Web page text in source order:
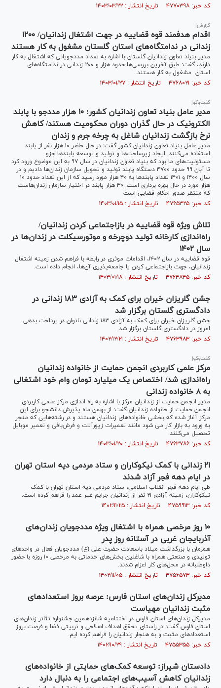
کد خبر: ۴۷۷۰۳۹۸ تاریخ انتشار : ۱۴۰۳/۰۳/۲۲
گزارش|
اقدام هدفمند قوه قضاییه در جهت اشتغال زندانیان/ ۱۲۰۰
زندانی در ندامتگاه‌های استان گلستان مشغول به کار هستند
مدیر بنیاد تعاون زندانیان گلستان با اشاره به تعداد مددجویانی که اشتغال به کار
دارند، گفت: طبق آخرین بررسی‌ها حدود هزار و ۲۰۰ زندانی در ندامتگاه‌های
استان مشغول به کار هستند.
کد خبر: ۴۷۶۸۰۲۱ تاریخ انتشار : ۱۴۰۳/۰۱/۲۷
گفت‌‍وگو|
مدیر عامل بنیاد تعاون زندانیان کشور: ۱۰ هزار مددجو با پابند
الکترونیک در حال گذران دوران محکومیت هستند/ کاهش
نرخ بازگشت زندانیان شاغل به چرخه جرم و زندان
مدیر عامل بنیاد تعاون زندانیان کشور گفت: در حال حاضر ۱۰ هزار نفر از پابند
استفاده می‌کنند. ایجاد زیرساخت‌ها و تولید و توسعه پابند‌ها جزو
مسئولیت‌های ما بود که بنیاد تعاون زندانیان در سال ۹۷ به این موضوع ورود کرد
تا آبان ۹۹ حدود ۴۷۰۰ دستگاه پابند تولید و تحویل سازمان زندان‌ها دادیم و در
سال ۱۴۰۰ و ۱۴۰۱ تعداد پابند‌ها به ۴۰ هزار مورد رسید که از این تعداد حدود ۱۰
هزار مورد در حال بهره برداری است. ۳۰ هزار پابند در اختیار سازمان زندان‌هاست
که منتظر صدور احکام قضایی است
کد خبر: ۴۷۶۵۳۲۵ تاریخ انتشار : ۱۴۰۳/۰۱/۱۵
تلاش ویژه قوه قضاییه در بازاجتماعی کردن زندانیان/
راه‌اندازی کارخانه تولید دوچرخه و موتورسیکلت در زندان‌ها در
سال ۱۴۰۲
قوه قضاییه در سال ۱۴۰۲، اقدامات موثری در رابطه با فراهم شدن زمینه اشتغال
زندانیان، جهت بازاجتماعی کردن یا جامعه‌پذیری آن‌ها، انجام داده است.
کد خبر: ۴۷۶۴۸۴۵ تاریخ انتشار : ۱۴۰۳/۰۱/۱۸
جشن گلریزان خیران برای کمک به آزادی ۱۸۳ زندانی در
دادگستری گلستان برگزار شد
جشن گلریزان خیران برای کمک به آزادی ۱۸۳ زندانی ناتوان در پرداخت بدهی،
امروز در دادگستری گلستان برگزار شد.
کد خبر: ۴۷۶۳۹۸۳ تاریخ انتشار : ۱۴۰۲/۱۲/۲۱
گفت‌وگو|
مرکز علمی کاربردی انجمن حمایت از خانواده زندانیان
راه‌اندازی شد/ اختصاص یک میلیارد تومان وام خود اشتغالی
به ۸ خانواده زندانی
مدیر انجمن حمایت از زندانیان مرکز با اشاره به راه اندازی مرکز علمی کاربردی
انجمن حمایت از خانواده زندانیان گفت: از بهمن ماه پذیرش دانشجو برای این
مرکز آغاز شده که بخشی خانواده‌های زندانیان هستند و در رشته‌هایی که منجر
به ورود به بازار کار می شود مانند تعمیرات زیورآلات و فرش‌بافی و تعمیر موبایل
تحصیل می‌کنند.
کد خبر: ۴۷۶۳۷۸۶ تاریخ انتشار : ۱۴۰۳/۰۱/۲۰
۲۱ زندانی با کمک نیکوکاران و ستاد مردمی دیه استان تهران
در ایام دهه فجر آزاد شدند
طی ایام دهه فجر انقلاب اسلامی، ستاد مردمی دیه استان تهران با کمک
نیکوکاران، زمینه آزادی ۲۱ نفر از زندانیان جرایم غیر عمد را فراهم کرده است.
کد خبر: ۴۷۵۹۹۱۳ تاریخ انتشار : ۱۴۰۲/۱۱/۲۵
۱۰ روز مرخصی همراه با اشتغال ویژه مددجویان زندان‌های
آذربایجان غربی در آستانه روز پدر
همزمان با بزرگداشت میلاد باسعادت حضرت علی (ع) مددجویان فعال در واحد‌های
تولیدی و صنعتی همراه با شاغلین بخش‌های خدماتی به مرخصی ۱۰ روزه با حضور
داوطلبانه در محل‌های کار اعزام شدند.
کد خبر: ۴۷۵۶۵۷۳ تاریخ انتشار : ۱۴۰۲/۱۱/۰۵
مدیرکل زندان‌های استان فارس: عرصه بروز استعداد‌های
مثبت زندانیان مهیاست
مدیرکل زندان‌های استان فارس در اختتامیه شانزدهمین جشنواره تئاتر زندان‌های
استان فارس گفت: در راستای تحقق اهداف اصلاحی و تربیتی فضا و فرصت بروز
استعداد‌های مثبت و به هنجار زندانیان را فراهم کرده ایم.
کد خبر: ۴۷۵۵۳۵۵ تاریخ انتشار : ۱۴۰۲/۱۰/۲۹
دادستان شیراز: توسعه کمک‌های حمایتی از خانواده‌های
زندانیان کاهش آسیب‌های اجتماعی را به دنبال دارد